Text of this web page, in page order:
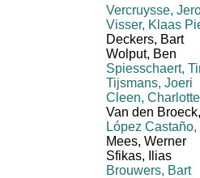
Vercruysse,
Visser, Klaas
Deckers, Bart
Wolput, Ben
Spiesschaert,
Tijsmans, Joeri
Cleen, Charlotte
Van den
López
Mees, Werner
Sfikas, Ilias
Brouwers, Bart